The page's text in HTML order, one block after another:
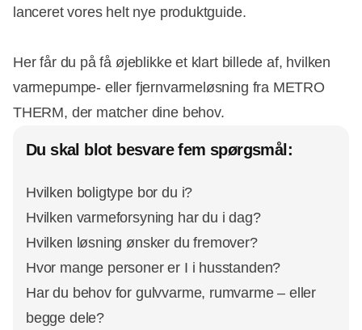
lanceret vores helt nye produktguide.
Her får du på få øjeblikke et klart billede af, hvilken
varmepumpe- eller fjernvarmeløsning fra METRO
THERM, der matcher dine behov.
Du skal blot besvare fem spørgsmål:
Hvilken boligtype bor du i?
Hvilken varmeforsyning har du i dag?
Hvilken løsning ønsker du fremover?
Hvor mange personer er I i husstanden?
Har du behov for gulvvarme, rumvarme – eller
begge dele?